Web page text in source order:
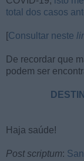
total dos casos
[Consultar neste
De recordar que
podem ser
Haja saúde!
Post scriptum: